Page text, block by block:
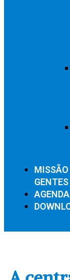
MISSÃO
GENTES
AGENDA